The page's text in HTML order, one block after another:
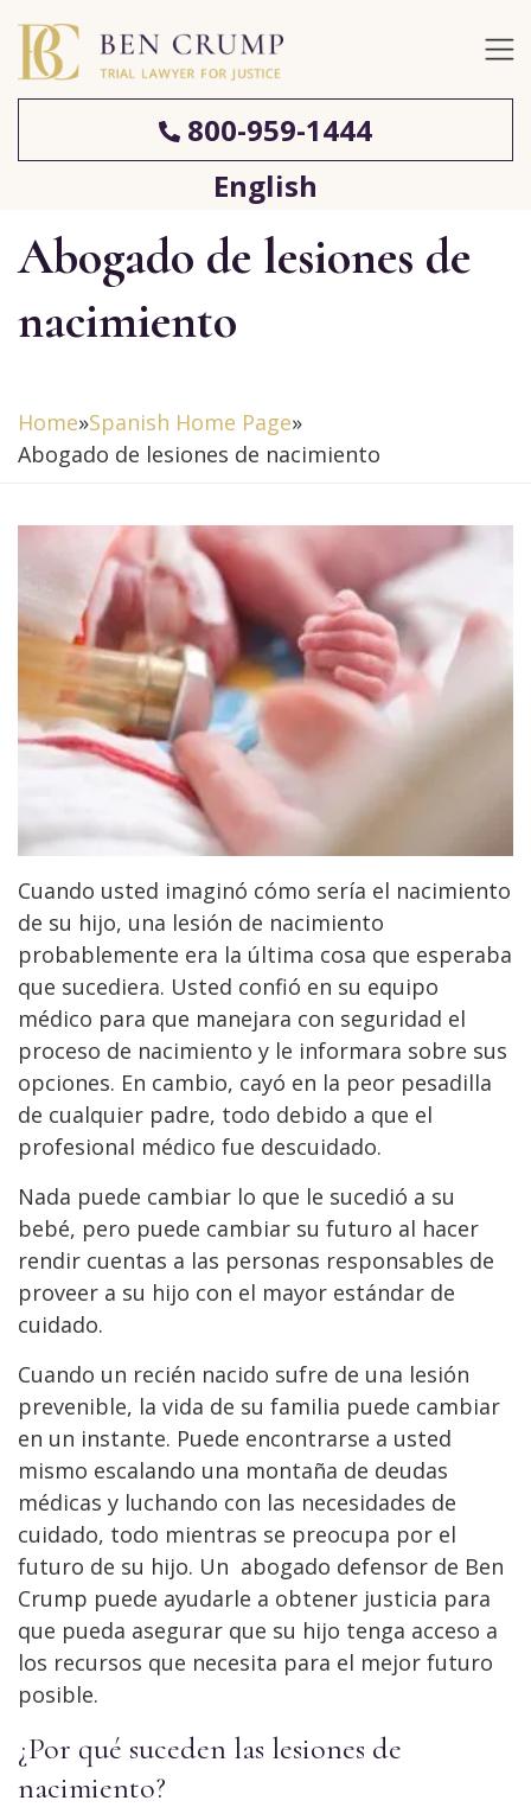
800-959-1444
English
Abogado de lesiones de
nacimiento
Home»Spanish Home Page»
Abogado de lesiones de nacimiento
Cuando usted imaginó cómo sería el nacimiento
de su hijo, una lesión de nacimiento
probablemente era la última cosa que esperaba
que sucediera. Usted confió en su equipo
médico para que manejara con seguridad el
proceso de nacimiento y le informara sobre sus
opciones. En cambio, cayó en la peor pesadilla
de cualquier padre, todo debido a que el
profesional médico fue descuidado.
Nada puede cambiar lo que le sucedió a su
bebé, pero puede cambiar su futuro al hacer
rendir cuentas a las personas responsables de
proveer a su hijo con el mayor estándar de
cuidado.
Cuando un recién nacido sufre de una lesión
prevenible, la vida de su familia puede cambiar
en un instante. Puede encontrarse a usted
mismo escalando una montaña de deudas
médicas y luchando con las necesidades de
cuidado, todo mientras se preocupa por el
futuro de su hijo. Un abogado defensor de Ben
Crump puede ayudarle a obtener justicia para
que pueda asegurar que su hijo tenga acceso a
los recursos que necesita para el mejor futuro
posible.
¿Por qué suceden las lesiones de
nacimiento?